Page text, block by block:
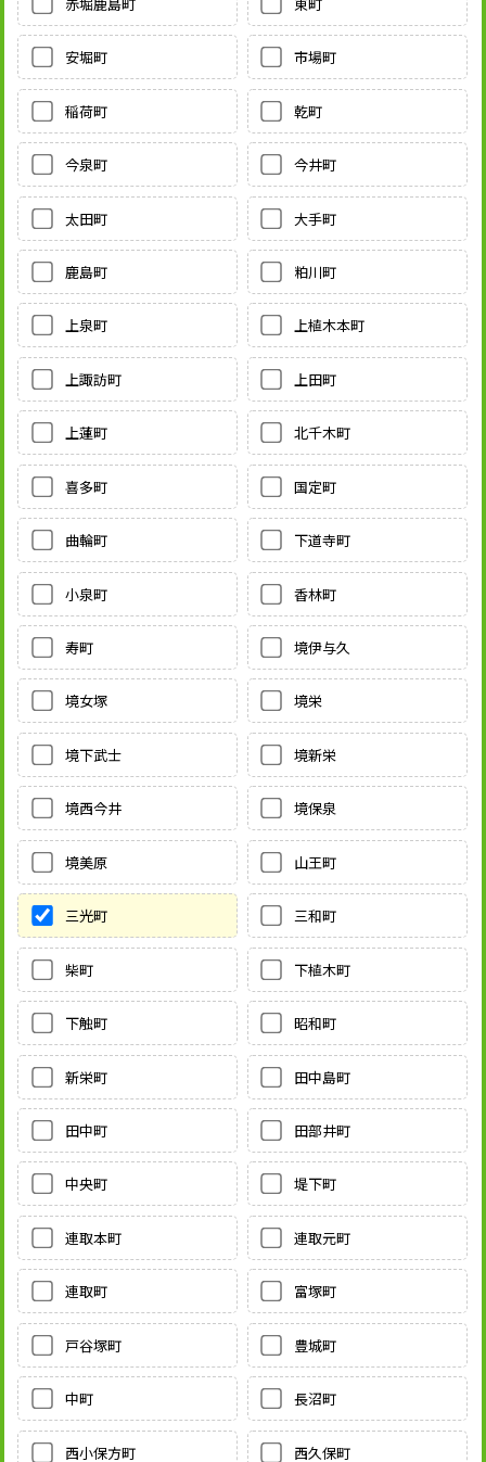
安堀町 市場町
稲荷町 乾町
今泉町 今井町
太田町 大手町
鹿島町 粕川町
上泉町 上植木本町
上諏訪町 上田町
上蓮町 北千木町
喜多町 国定町
曲輪町 下道寺町
小泉町 香林町
寿町 境伊与久
境女塚 境栄
境下武士 境新栄
境西今井 境保泉
境美原 山王町
三光町 三和町
柴町 下植木町
下触町 昭和町
新栄町 田中島町
田中町 田部井町
中央町 堤下町
連取本町 連取元町
連取町 富塚町
戸谷塚町 豊城町
中町 長沼町
西小保方町 西久保町